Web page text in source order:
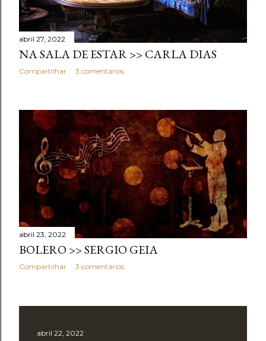
abril 27, 2022
NA SALA DE ESTAR >> CARLA DIAS
Compartilhar 3 comentários
abril 23, 2022
BOLERO >> SERGIO GEIA
Compartilhar 3 comentários
abril 22, 2022